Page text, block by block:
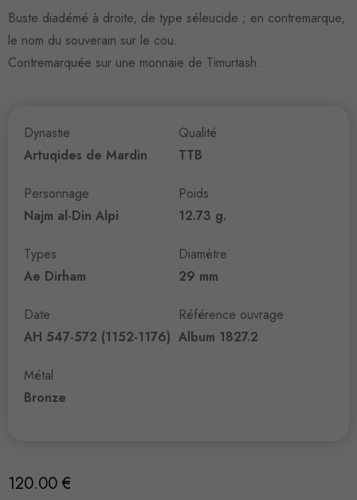
Buste diadémé à droite, de type séleucide ; en contremarque,
le nom du souverain sur le cou.
Contremarquée sur une monnaie de Timurtash.
Dynastie
Artuqides de Mardin
Personnage
Najm al-Din Alpi
Types
Ae Dirham
Date
AH 547-572 (1152-1176)
Métal
Bronze
Qualité
TTB
Poids
12.73 g.
Diamètre
29 mm
Référence ouvrage
Album 1827.2
120.00 €